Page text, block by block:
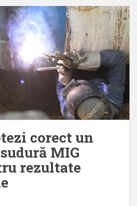
corect un
MIG
rezultate